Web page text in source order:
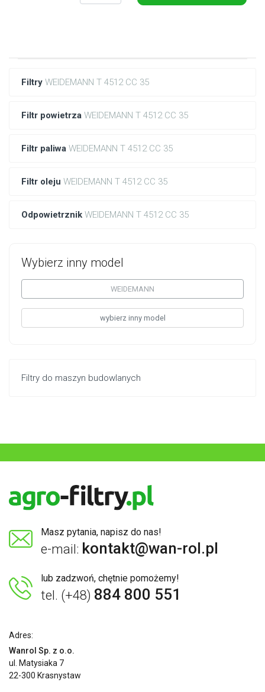
Filtry WEIDEMANN T 4512 CC 35
Filtr powietrza WEIDEMANN T 4512 CC 35
Filtr paliwa WEIDEMANN T 4512 CC 35
Filtr oleju WEIDEMANN T 4512 CC 35
Odpowietrznik WEIDEMANN T 4512 CC 35
Wybierz inny model
WEIDEMANN
wybierz inny model
Filtry do maszyn budowlanych
Masz pytania, napisz do nas!
e-mail: kontakt@wan-rol.pl
lub zadzwoń, chętnie pomożemy!
tel. (+48) 884 800 551
Adres:
Wanrol Sp. z o.o.
ul. Matysiaka 7
22-300 Krasnystaw